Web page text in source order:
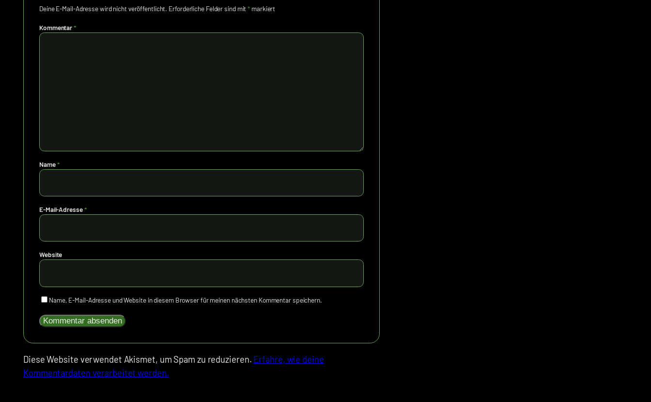
Deine E-Mail-Adresse wird nicht veröffentlicht. Erforderliche Felder sind mit* markiert
Kommentar*
Name*
E-Mail-Adresse*
Website
Name, E-Mail-Adresse und Website in diesem Browser für meinen nächsten Kommentar speichern.
Diese Website verwendet Akismet, um Spam zu reduzieren. Erfahre, wie deine
Kommentardaten verarbeitet werden.